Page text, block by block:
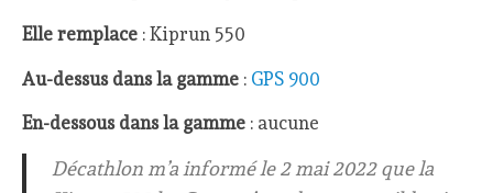
Elle remplace : Kiprun 550
Au-dessus dans la gamme : GPS 900
En-dessous dans la gamme : aucune
Décathlon m’a informé le 2 mai 2022 que la